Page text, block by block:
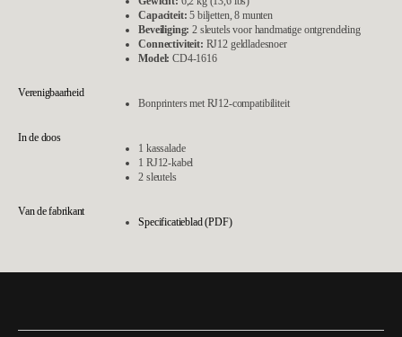
Capaciteit: 5 biljetten, 8 munten
Beveiliging: 2 sleutels voor handmatige ontgrendeling
Connectiviteit: RJ12 geldladesnoer
Model: CD4‑1616
Verenigbaarheid
Bonprinters met RJ12-compatibiliteit
In de doos
1 kassalade
1 RJ12-kabel
2 sleutels
Van de fabrikant
Specificatieblad (PDF)